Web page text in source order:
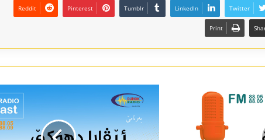
Twitter
LinkedIn
Tumblr
Pinterest
Reddit
Print